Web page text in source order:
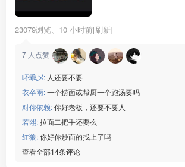
23079浏览、 10 小时前[刷新]
7 人点赞
吥乖乄: 人还要不要
衣卒雨:一个捞面或帮厨一个跑汤要吗
对你依赖:你好老板，还要不要人
若熙:拉面二把手还要么
红狼:你好你炒面的找上了吗
查看全部14条评论